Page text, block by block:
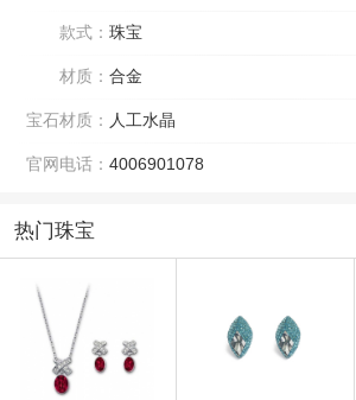
款式： 珠宝
材质： 合金
宝石材质： 人工水晶
官网电话： 4006901078
热门珠宝